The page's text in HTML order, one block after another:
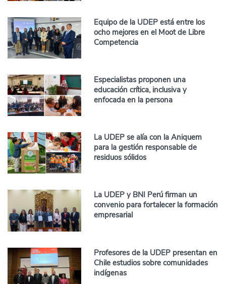
Equipo de la UDEP está entre los
ocho mejores en el Moot de Libre
Competencia
Especialistas proponen una
educación crítica, inclusiva y
enfocada en la persona
La UDEP se alía con la Aniquem
para la gestión responsable de
residuos sólidos
La UDEP y BNI Perú firman un
convenio para fortalecer la formación
empresarial
Profesores de la UDEP presentan en
Chile estudios sobre comunidades
indígenas